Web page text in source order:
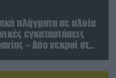
πλήγματα σε πλοία
εγκαταστάσεις
– Δύο νεκροί στην